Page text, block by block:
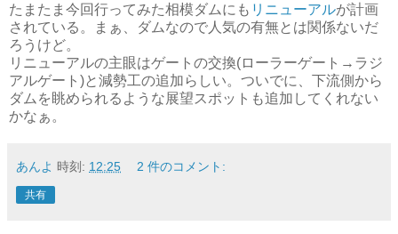
たまたま今回行ってみた相模ダムにも リニューアルが計画
されている。まぁ、ダムなので人気の有無とは関係ないだ
ろうけど。
リニューアルの主眼はゲートの交換(ローラーゲート→ラジ
アルゲート)と減勢工の追加らしい。ついでに、下流側から
ダムを眺められるような展望スポットも追加してくれない
かなぁ。
あんよ 時刻: 12:25 2 件のコメント:
共有